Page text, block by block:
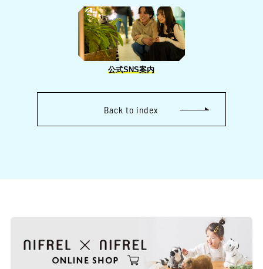
公式SNS案内
Back to index